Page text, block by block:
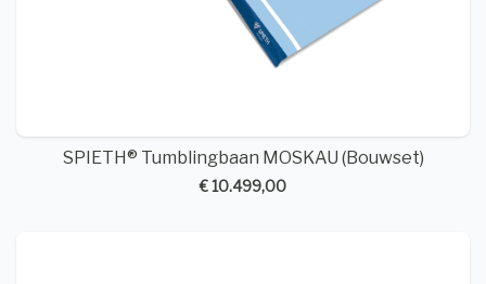
SPIETH® Tumblingbaan MOSKAU (Bouwset)
€ 10.499,00